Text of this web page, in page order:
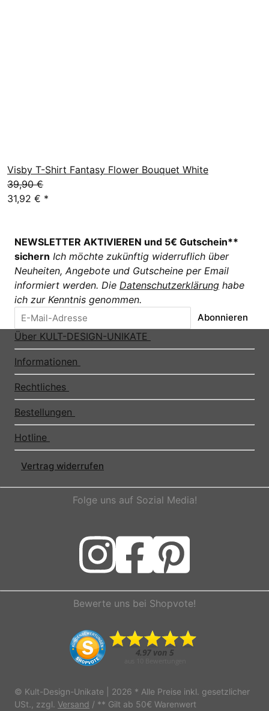
Visby T-Shirt Fantasy Flower Bouquet White
39,90 €
31,92 € *
NEWSLETTER AKTIVIEREN und 5€ Gutschein**
sichern Ich möchte zukünftig widerruflich über
Neuheiten, Angebote und Gutscheine per Email
informiert werden. Die Datenschutzerklärung habe
ich zur Kenntnis genommen.
Abonnieren
Über KULT-DESIGN-UNIKATE
Informationen
Rechtliches
Bestellungen
Hotline
Vertrag widerrufen
Folge uns auf Sozial Media!
Bewerte uns bei Shopvote!
© Kult-Design-Unikate | 2026 * Alle Preise inkl. gesetzlicher
USt., zzgl. Versand / ** Gilt ab 50€ Warenwert